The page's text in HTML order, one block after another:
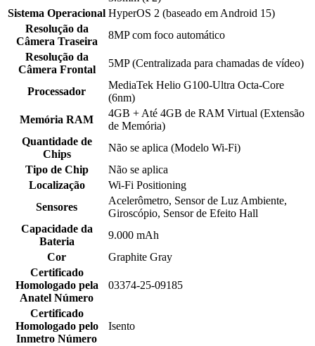
Sistema Operacional HyperOS 2 (baseado em Android 15)
Resolução da
Câmera Traseira
8MP com foco automático
Resolução da
Câmera Frontal
5MP (Centralizada para chamadas de vídeo)
Processador
MediaTek Helio G100-Ultra Octa-Core
(6nm)
Memória RAM
4GB + Até 4GB de RAM Virtual (Extensão
de Memória)
Quantidade de
Chips
Não se aplica (Modelo Wi-Fi)
Tipo de Chip
Não se aplica
Localização
Wi-Fi Positioning
Sensores
Acelerômetro, Sensor de Luz Ambiente,
Giroscópio, Sensor de Efeito Hall
Capacidade da
Bateria
9.000 mAh
Cor
Graphite Gray
Certificado
Homologado pela
Anatel Número
03374-25-09185
Certificado
Homologado pelo
Inmetro Número
Isento